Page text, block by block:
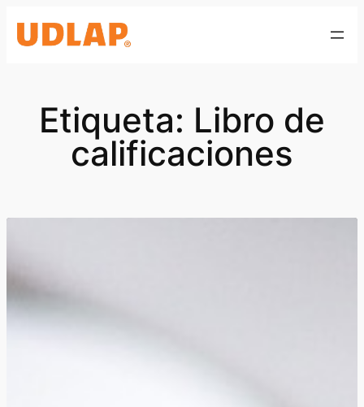
Etiqueta: Libro de
calificaciones